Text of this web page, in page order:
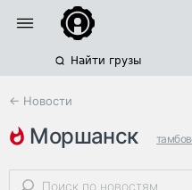
Найти грузы
← Новости
моршанск
региональные автодороги